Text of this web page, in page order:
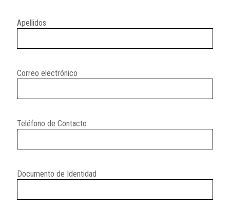
Apellidos
Correo electrónico
Teléfono de Contacto
Documento de Identidad